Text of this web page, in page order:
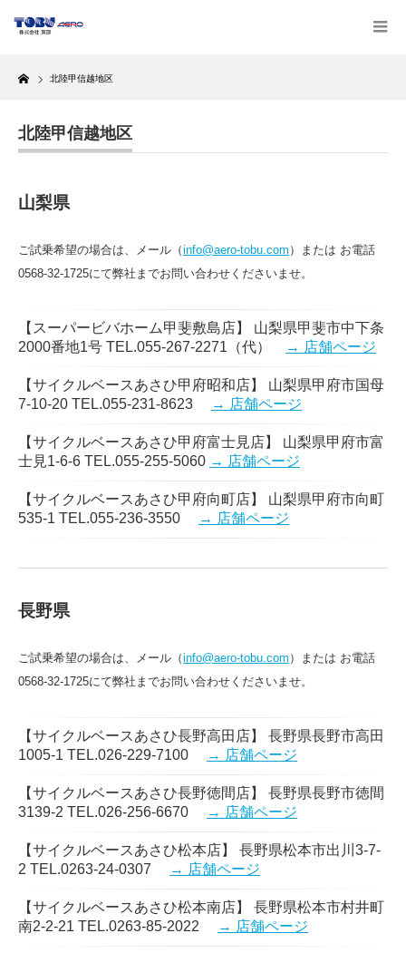
Home
北陸甲信越地区
北陸甲信越地区
山梨県
ご試乗希望の場合は、メール（info@aero-tobu.com ）または お電話
0568-32-1725にて弊社までお問い合わせくださいませ。
【スーパービバホーム甲斐敷島店】 山梨県甲斐市中下条
2000番地1号 TEL.055-267-2271（代）
→ 店舗ページ
【サイクルベースあさひ甲府昭和店】 山梨県甲府市国母
7-10-20 TEL.055-231-8623
→ 店舗ページ
【サイクルベースあさひ甲府富士見店】 山梨県甲府市富
士見1-6-6 TEL.055-255-5060 → 店舗ページ
【サイクルベースあさひ甲府向町店】 山梨県甲府市向町
535-1 TEL.055-236-3550
→ 店舗ページ
長野県
ご試乗希望の場合は、メール（info@aero-tobu.com ）または お電話
0568-32-1725にて弊社までお問い合わせくださいませ。
【サイクルベースあさひ長野高田店】 長野県長野市高田
1005-1 TEL.026-229-7100
→ 店舗ページ
【サイクルベースあさひ長野徳間店】 長野県長野市徳間
3139-2 TEL.026-256-6670
→ 店舗ページ
【サイクルベースあさひ松本店】 長野県松本市出川3-7-
2 TEL.0263-24-0307
→ 店舗ページ
【サイクルベースあさひ松本南店】 長野県松本市村井町
南2-2-21 TEL.0263-85-2022
→ 店舗ページ